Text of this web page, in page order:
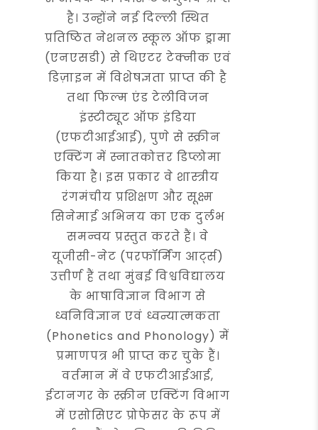
है। उन्होंने नई दिल्ली स्थित
प्रतिष्ठित नेशनल स्कूल ऑफ ड्रामा
(एनएसडी) से थिएटर टेक्नीक एवं
डिज़ाइन में विशेषज्ञता प्राप्त की है
तथा फिल्म एंड टेलीविजन
इंस्टीट्यूट ऑफ इंडिया
(एफटीआईआई), पुणे से स्क्रीन
एक्टिंग में स्नातकोत्तर डिप्लोमा
किया है। इस प्रकार वे शास्त्रीय
रंगमंचीय प्रशिक्षण और सूक्ष्म
सिनेमाई अभिनय का एक दुर्लभ
समन्वय प्रस्तुत करते हैं। वे
यूजीसी-नेट (परफॉर्मिंग आर्ट्स)
उत्तीर्ण हैं तथा मुंबई विश्वविद्यालय
के भाषाविज्ञान विभाग से
ध्वनिविज्ञान एवं ध्वन्यात्मकता
(Phonetics and Phonology) में
प्रमाणपत्र भी प्राप्त कर चुके हैं।
वर्तमान में वे एफटीआईआई,
ईटानगर के स्क्रीन एक्टिंग विभाग
में एसोसिएट प्रोफेसर के रूप में